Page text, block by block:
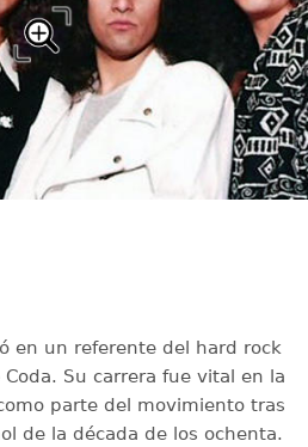
en un referente del hard rock
Su carrera fue vital en la
parte del movimiento tras
de la década de los ochenta.